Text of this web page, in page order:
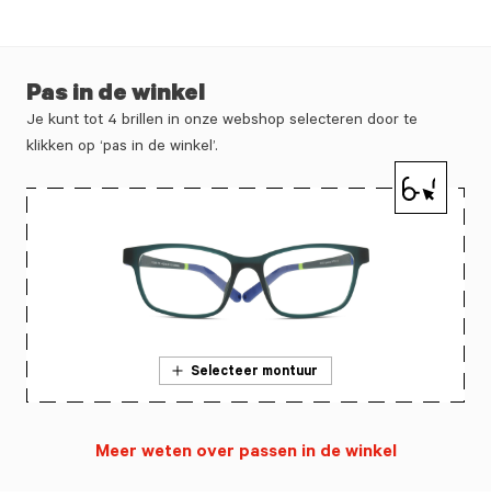
Pas in de winkel
Je kunt tot 4 brillen in onze webshop selecteren door te
klikken op ‘pas in de winkel’.
Selecteer montuur
Meer weten over passen in de winkel